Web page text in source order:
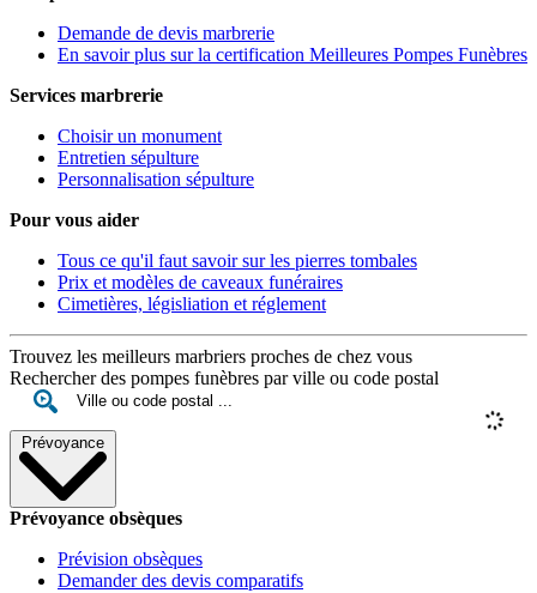
Demande de devis marbrerie
En savoir plus sur la certification Meilleures Pompes Funèbres
Services marbrerie
Choisir un monument
Entretien sépulture
Personnalisation sépulture
Pour vous aider
Tous ce qu'il faut savoir sur les pierres tombales
Prix et modèles de caveaux funéraires
Cimetières, législiation et réglement
Trouvez les meilleurs marbriers proches de chez vous
Rechercher des pompes funèbres par ville ou code postal
Prévoyance
Prévoyance obsèques
Prévision obsèques
Demander des devis comparatifs